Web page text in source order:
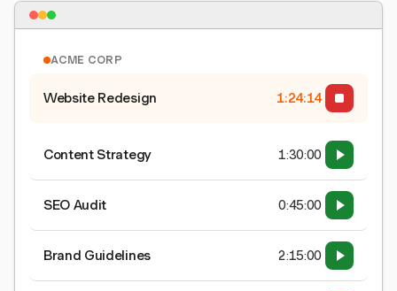
ACME CORP
Website Redesign 1:24:15
Content Strategy 1:30:00
SEO Audit 0:45:00
Brand Guidelines 2:15:00